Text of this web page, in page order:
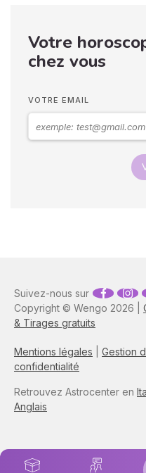
Votre
chez vous
VOTRE EMAIL
Copyright © Wengo 2026 |
& Tirages gratuits
Mentions légales Gestion
confidentialité
Suivez-nous sur
Retrouvez Astrocenter en
Anglais